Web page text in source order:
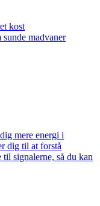
kost
madvaner
mere energi i
dig til at forstå
signalerne, så du kan